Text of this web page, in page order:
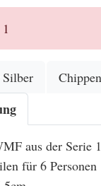
Silber
aus der Serie
für 6 Personen